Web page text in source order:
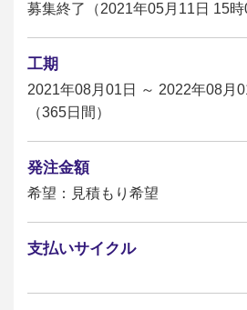
募集終了（2021年05月11日 15時
工期
2021年08月01日 ～ 2022年08月
（365日間）
発注金額
希望：見積もり希望
支払いサイクル